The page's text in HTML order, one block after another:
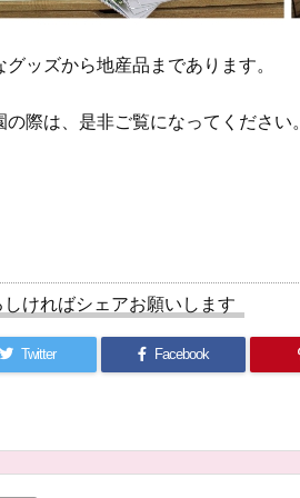
グッズから地産品まであります。
の際は、是非ご覧になってください。
しければシェアお願いします
Twitter Facebook